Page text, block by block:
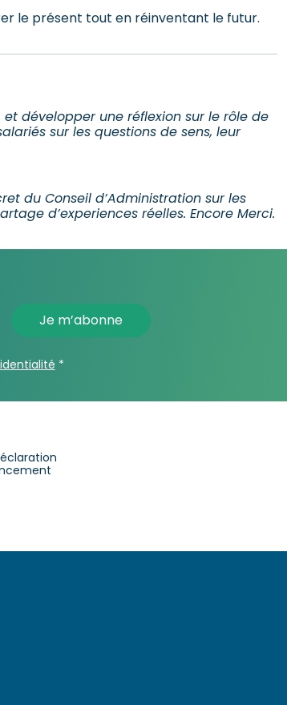
le présent tout en réinventant le futur.
développer une réflexion sur le rôle de
sur les questions de sens, leur
du Conseil d’Administration sur les
d’experiences réelles. Encore Merci.
*